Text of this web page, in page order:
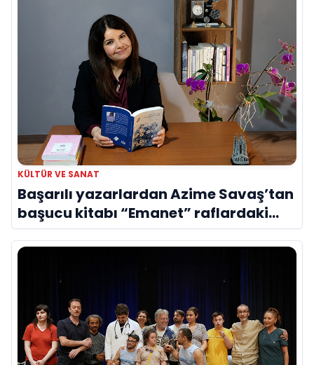
KÜLTÜR VE SANAT
Başarılı yazarlardan Azime Savaş’tan
başucu kitabı “Emanet” raflardaki
yerini aldı